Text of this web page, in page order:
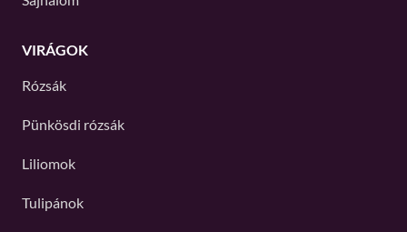
VIRÁGOK
Rózsák
Pünkösdi rózsák
Liliomok
Tulipánok